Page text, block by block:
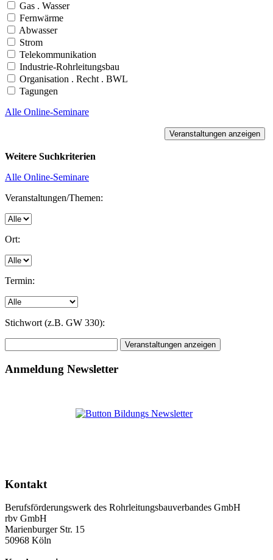
Gas . Wasser
Fernwärme
Abwasser
Strom
Telekommunikation
Industrie-Rohrleitungsbau
Organisation . Recht . BWL
Tagungen
Alle Online-Seminare
Weitere Suchkriterien
Alle Online-Seminare
Veranstaltungen/Themen:
Ort:
Termin:
Stichwort (z.B. GW 330):
Anmeldung Newsletter
Kontakt
Berufsförderungswerk des Rohrleitungsbauverbandes GmbH
rbv GmbH
Marienburger Str. 15
50968 Köln